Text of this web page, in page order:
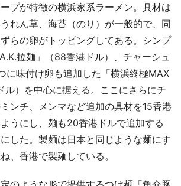
プが特徴の横浜家系ラーメン。具材は
れん草、海苔（のり）が一般的で、同
らの卵がトッピングしてある。シンプ
拉麺」（88香港ドル）、チャーシュ
に味付け卵も追加した「横浜終極MAX
ル）を中心に据える。ここにさらにチ
ンチ、メンマなど追加の具材を15香港
うにし、麺も20香港ドルで追加する
した。製麺は日本と同じような麺にす
、香港で製麺している。